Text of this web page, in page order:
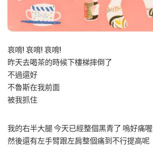
哀唷! 哀唷! 哀唷!
昨天去喝茶的時候下樓梯摔倒了
不過還好
不魯斯在我前面
被我抓住
我的右半大腿 今天已經整個黑青了 嗚好痛喔
然後還有左手臂跟左肩整個痛到不行提高呢